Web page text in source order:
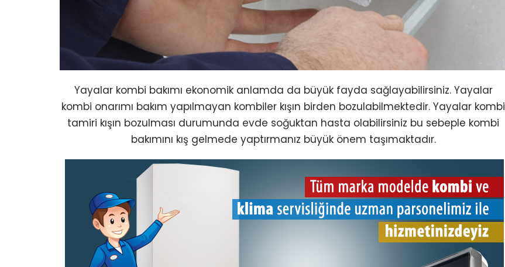
Yayalar kombi bakımı ekonomik anlamda da büyük fayda sağlayabilirsiniz. Yayalar
kombi onarımı bakım yapılmayan kombiler kışın birden bozulabilmektedir. Yayalar kombi
tamiri kışın bozulması durumunda evde soğuktan hasta olabilirsiniz bu sebeple kombi
bakımını kış gelmede yaptırmanız büyük önem taşımaktadır.